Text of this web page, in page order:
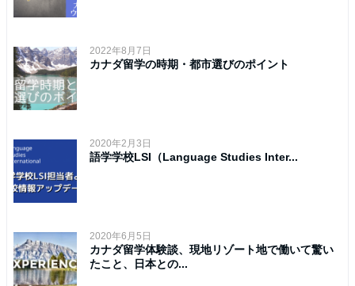
2022年8月7日
カナダ留学の時期・都市選びのポイント
2020年2月3日
語学学校LSI（Language Studies Inter...
2020年6月5日
カナダ留学体験談、現地リゾート地で働いて驚い
たこと、日本との...